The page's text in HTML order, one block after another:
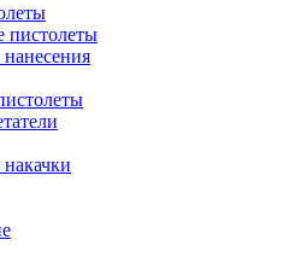
пистолеты